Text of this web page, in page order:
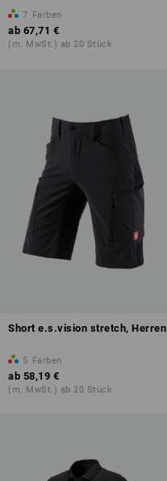
7 Farben
ab 67,71 €
(m. MwSt.) ab 20 Stück
Short e.s.vision stretch, Herren
5 Farben
ab 58,19 €
(m. MwSt.) ab 20 Stück